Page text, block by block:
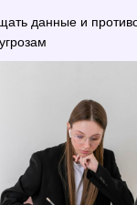
данные и
и
и
–